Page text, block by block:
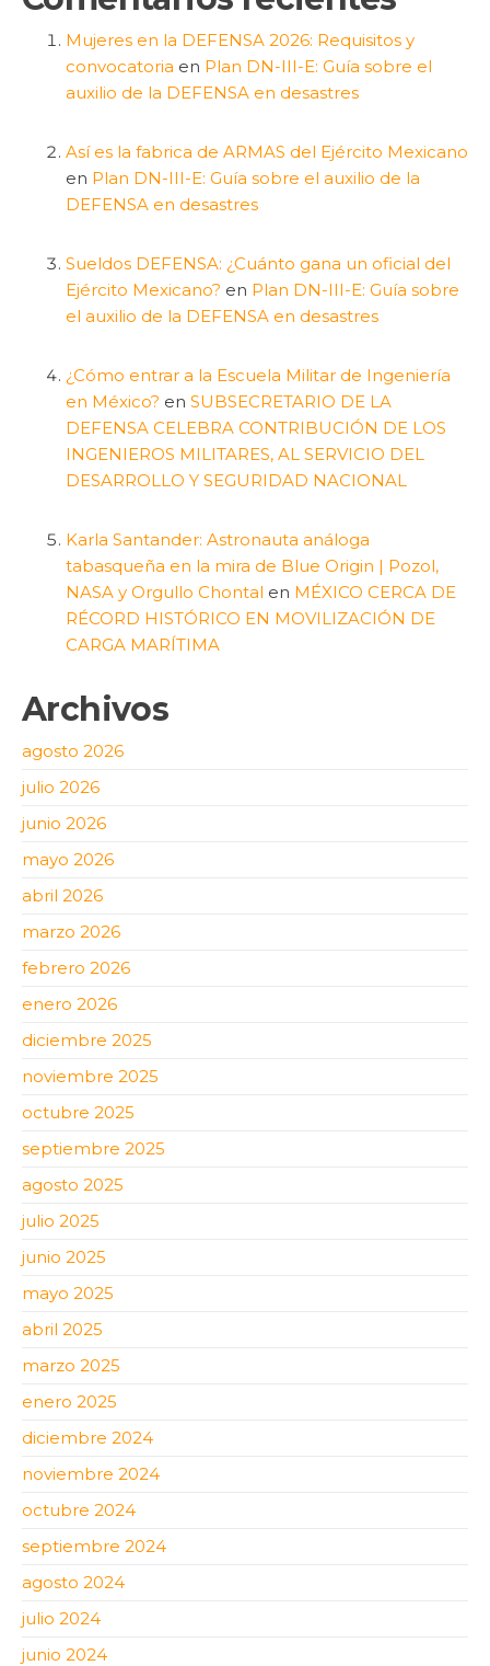
Mujeres en la DEFENSA 2026: Requisitos y
convocatoria en Plan DN-III-E: Guía sobre el
auxilio de la DEFENSA en desastres
Así es la fabrica de ARMAS del Ejército Mexicano
en Plan DN-III-E: Guía sobre el auxilio de la
DEFENSA en desastres
Sueldos DEFENSA: ¿Cuánto gana un oficial del
Ejército Mexicano? en Plan DN-III-E: Guía sobre
el auxilio de la DEFENSA en desastres
¿Cómo entrar a la Escuela Militar de Ingeniería
en México? en SUBSECRETARIO DE LA
DEFENSA CELEBRA CONTRIBUCIÓN DE LOS
INGENIEROS MILITARES, AL SERVICIO DEL
DESARROLLO Y SEGURIDAD NACIONAL
Karla Santander: Astronauta análoga
tabasqueña en la mira de Blue Origin | Pozol,
NASA y Orgullo Chontal en MÉXICO CERCA DE
RÉCORD HISTÓRICO EN MOVILIZACIÓN DE
CARGA MARÍTIMA
Archivos
agosto 2026
julio 2026
junio 2026
mayo 2026
abril 2026
marzo 2026
febrero 2026
enero 2026
diciembre 2025
noviembre 2025
octubre 2025
septiembre 2025
agosto 2025
julio 2025
junio 2025
mayo 2025
abril 2025
marzo 2025
enero 2025
diciembre 2024
noviembre 2024
octubre 2024
septiembre 2024
agosto 2024
julio 2024
junio 2024